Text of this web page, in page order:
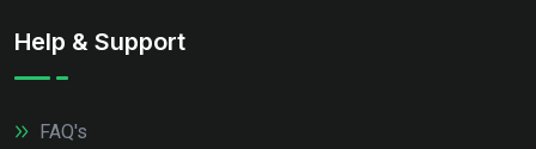
Help & Support
FAQ's